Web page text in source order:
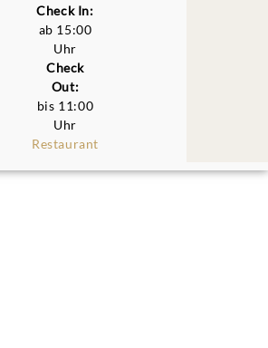
Check In:
ab 15:00
Uhr
Check
Out:
bis 11:00
Uhr
Restaurant